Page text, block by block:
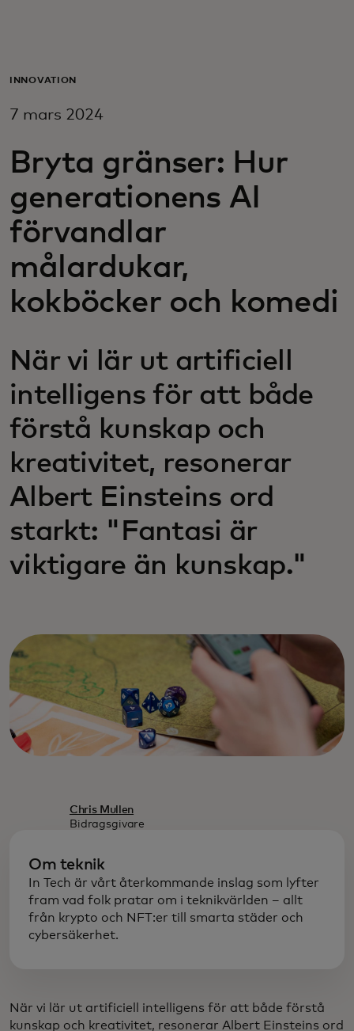
För företag
För innovatörer
Nyheter och trender
INNOVATION
7 mars 2024
Bryta gränser: Hur
generationens AI
förvandlar
målardukar,
kokböcker och komedi
När vi lär ut artificiell
intelligens för att både
förstå kunskap och
kreativitet, resonerar
Albert Einsteins ord
starkt: "Fantasi är
viktigare än kunskap."
Chris Mullen
Bidragsgivare
Om teknik
In Tech är vårt återkommande inslag som lyfter
fram vad folk pratar om i teknikvärlden – allt
från krypto och NFT:er till smarta städer och
cybersäkerhet.
När vi lär ut artificiell intelligens för att både förstå
kunskap och kreativitet, resonerar Albert Einsteins ord